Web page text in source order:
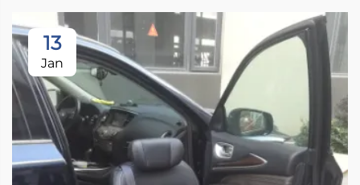
13
Jan